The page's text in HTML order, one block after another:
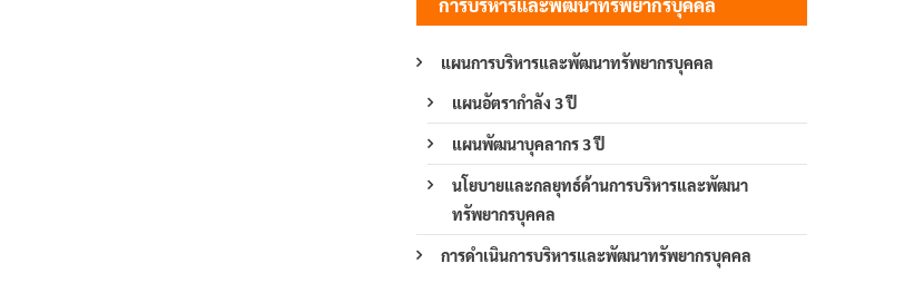
แผนการบริหารและพัฒนาทรัพยากรบุคคล
แผนอัตรากำลัง 3 ปี
แผนพัฒนาบุคลากร 3 ปี
นโยบายและกลยุทธ์ด้านการบริหารและพัฒนา
ทรัพยากรบุคคล
การดำเนินการบริหารและพัฒนาทรัพยากรบุคคล